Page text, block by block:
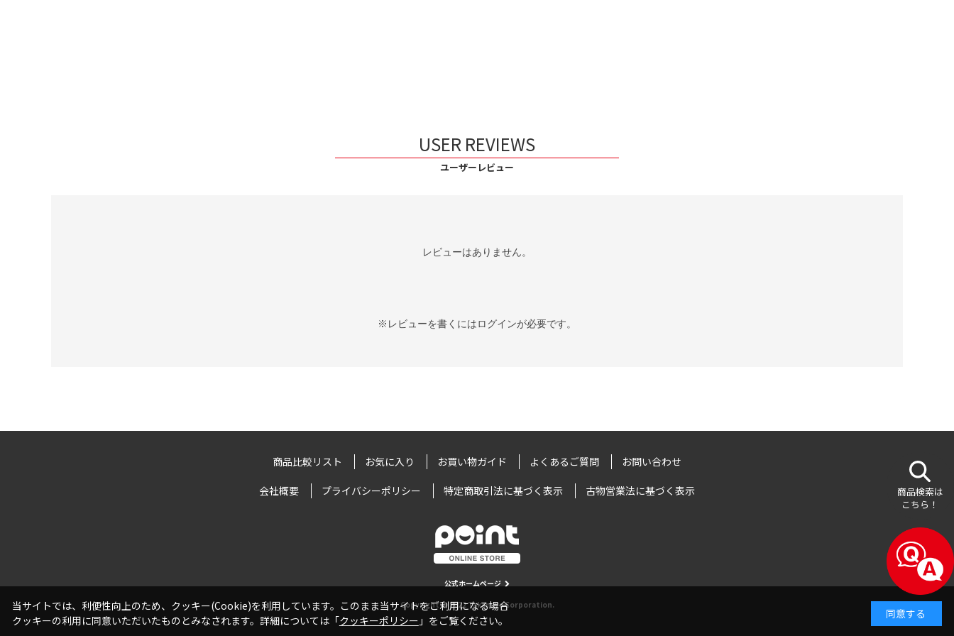
USER REVIEWS
ユーザーレビュー
レビューはありません。
※レビューを書くにはログインが必要です。
商品比較リスト お気に入り お買い物ガイド よくあるご質問 お問い合わせ
会社概要 プライバシーポリシー 特定商取引法に基づく表示 古物営業法に基づく表示
公式ホームページ
Copyright © 2022 Takamiya Corporation.
商品検索は
こちら！
当サイトでは、利便性向上のため、クッキー(Cookie)を利用しています。このまま当サイトをご利用になる場合
クッキーの利用に同意いただいたものとみなされます。詳細については「クッキーポリシー 」をご覧ください。
同意する